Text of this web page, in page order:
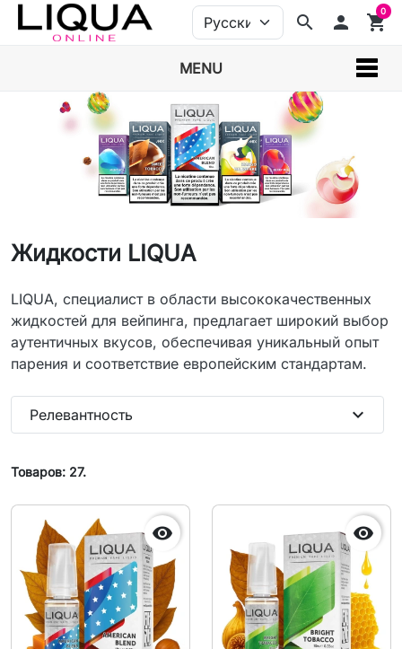
search person shopping_cart
0
MENU
Жидкости LIQUA
LIQUA, специалист в области высококачественных
жидкостей для вейпинга, предлагает широкий выбор
аутентичных вкусов, обеспечивая уникальный опыт
парения и соответствие европейским стандартам.
Товаров: 27.
Релевантность expand_more
 